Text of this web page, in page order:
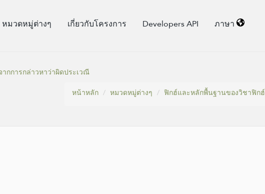
หมวดหมู่​ต่างๆ เกี่ยวกับโครงการ Developers API ภาษา
กการกล่าวหาว่าผิดประเวณี
หน้าหลัก
หมวดหมู่​ต่างๆ ฟิกฮ์และหลักพื้นฐานของวิชาฟิกฮ์